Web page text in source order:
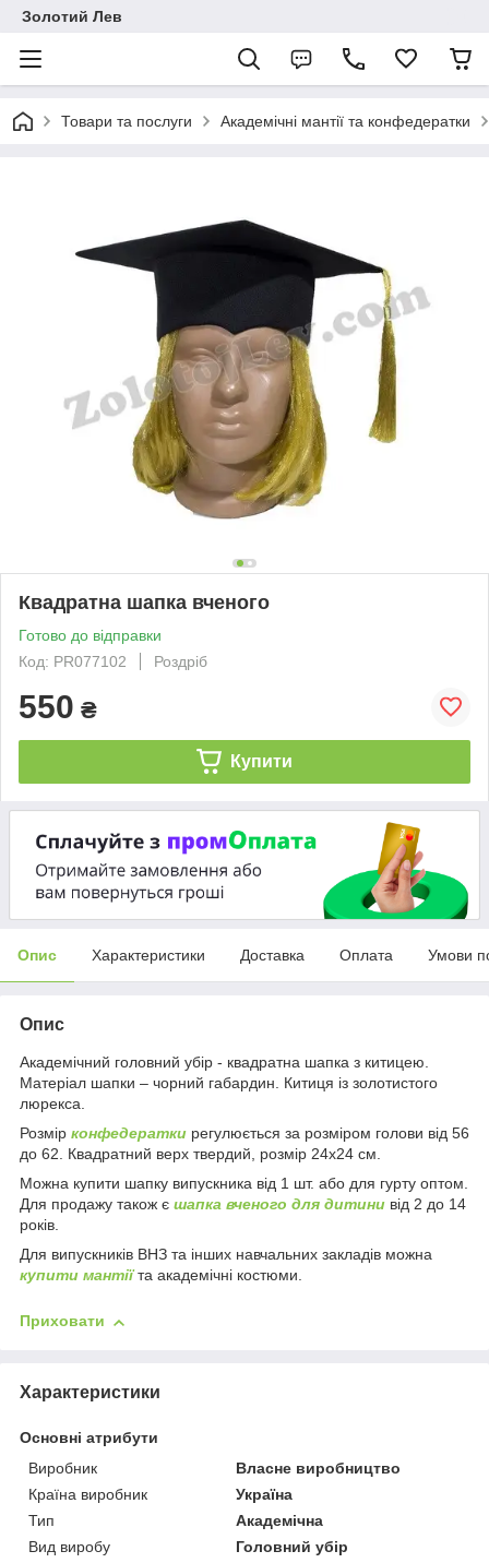
Золотий Лев
Товари та послуги Академічні мантії та конфедератки
Квадратна шапка вченого
Готово до відправки
Код: PR077102
Роздріб
550 ₴
Купити
Опис Характеристики Доставка Оплата Умови
Опис
Академічний головний убір - квадратна шапка з китицею.
Матеріал шапки – чорний габардин. Китиця із золотистого
люрекса.
Розмір конфедератки регулюється за розміром голови від 56
до 62. Квадратний верх твердий, розмір 24х24 см.
Можна купити шапку випускника від 1 шт. або для гурту оптом.
Для продажу також є шапка вченого для дитини від 2 до 14
років.
Для випускників ВНЗ та інших навчальних закладів можна
купити мантіїта академічні костюми.
Приховати
Характеристики
Основні атрибути
Виробник
Власне виробництво
Країна виробник
Україна
Тип
Академічна
Вид виробу
Головний убір